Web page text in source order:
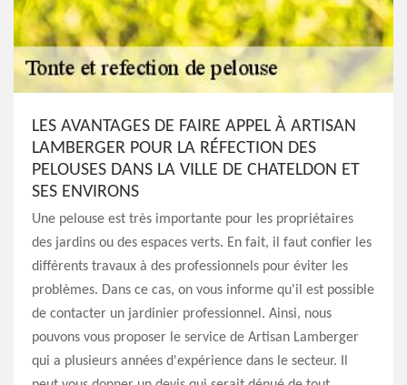
LES AVANTAGES DE FAIRE APPEL À ARTISAN
LAMBERGER POUR LA RÉFECTION DES
PELOUSES DANS LA VILLE DE CHATELDON ET
SES ENVIRONS
Une pelouse est très importante pour les propriétaires
des jardins ou des espaces verts. En fait, il faut confier les
différents travaux à des professionnels pour éviter les
problèmes. Dans ce cas, on vous informe qu'il est possible
de contacter un jardinier professionnel. Ainsi, nous
pouvons vous proposer le service de Artisan Lamberger
qui a plusieurs années d'expérience dans le secteur. Il